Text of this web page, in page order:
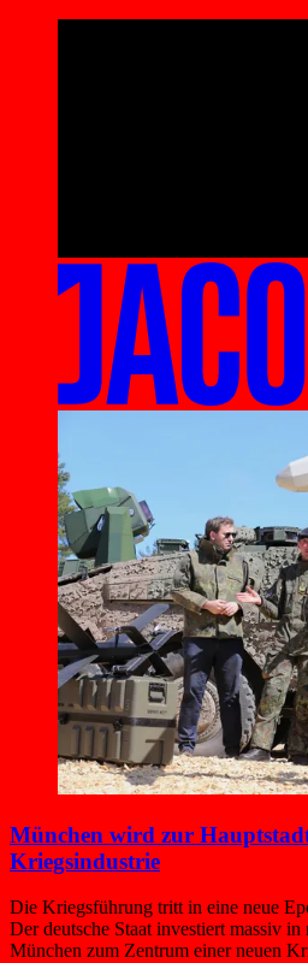
München wird zur
Kriegsindustrie
Die Kriegsführung tritt in eine neue
Der deutsche Staat investiert massiv
München zum Zentrum einer neuen